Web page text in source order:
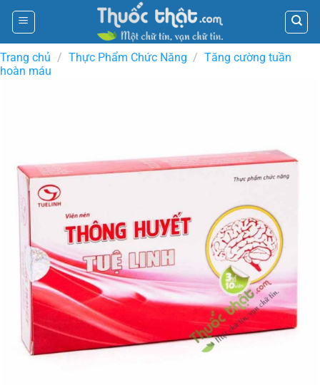
Skip
content
Trang chủ / Thực Phẩm Chức Năng / Tăng cường tuần
hoàn máu